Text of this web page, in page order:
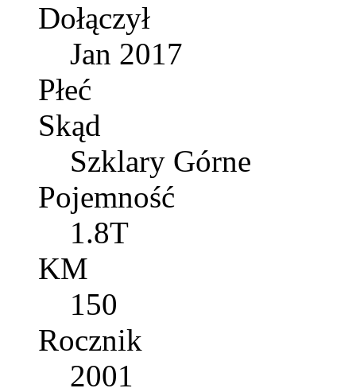
Dołączył
Jan 2017
Płeć
Skąd
Szklary Górne
Pojemność
1.8T
KM
150
Rocznik
2001